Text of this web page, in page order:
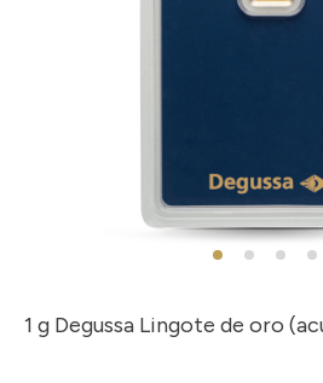
1 g Degussa Lingote de oro